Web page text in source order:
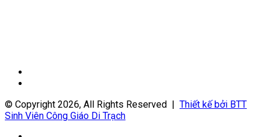
© Copyright 2026, All Rights Reserved | Thiết kế bởi BTT
Sinh Viên Công Giáo Di Trạch